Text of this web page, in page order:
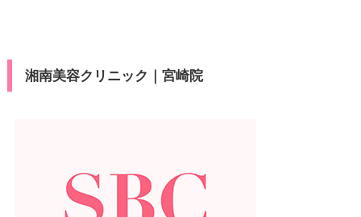
湘南美容クリニック｜宮崎院